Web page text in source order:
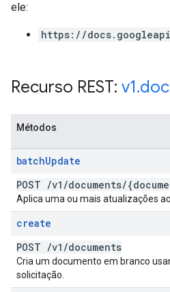
ele:
https://
Recurso REST: v1.
Métodos
batchUpdate
POST /v1 /documents/
Aplica uma ou mais atualizações
create
POST /v1 /documents
Cria um documento em branco
solicitação.